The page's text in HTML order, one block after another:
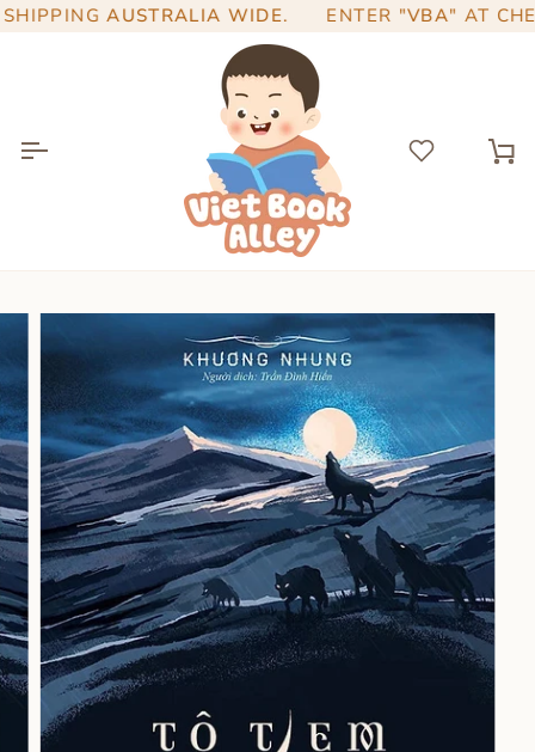
Skip
to
AUSTRALIA WIDE. ENTER "VBA" AT